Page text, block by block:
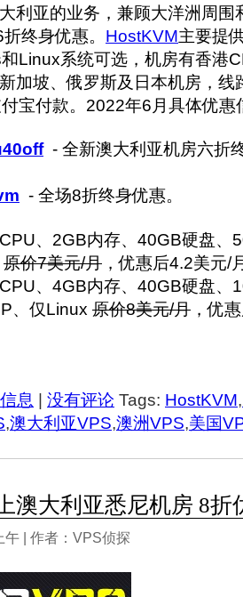
利亚的业务，兼顾大洋洲周围
终身优惠。 HostKVM主要提
Linux系统可选，机房有香港
加坡、俄罗斯及日本机房，线
宝付款。‍2022年6月具体优惠
- 全新澳大利亚机房六折
- 全场8折终身优惠。
、2GB内存、40GB硬盘、
原价7美元/月 ，优惠后4.2美元/
、4GB内存、40GB硬盘、
、仅Linux 原价8美元/月 ，优
息 没有评论 Tags: HostKVM,
,澳大利亚VPS,澳洲VPS,美国
澳大利亚悉尼机房 8折
| 作者：VPS侦探